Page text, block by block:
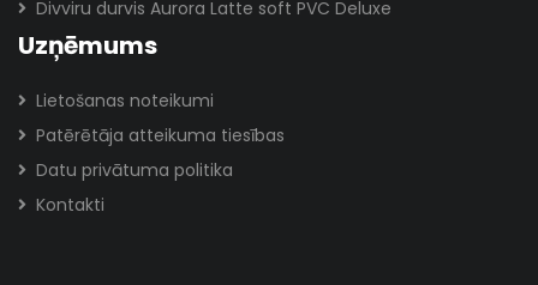
Divviru durvis Aurora Latte soft PVC Deluxe
Uzņēmums
Lietošanas noteikumi
Patērētāja atteikuma tiesības
Datu privātuma politika
Kontakti